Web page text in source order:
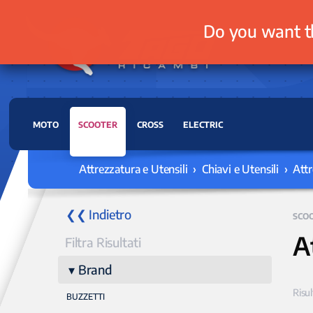
MOTO SCOOTER CROSS ELECTRIC
Attrezzatura e Utensili › Chiavi e Utensili ›
❮❮ Indietro
Filtra Risultati
Brand
BUZZETTI
Do you want